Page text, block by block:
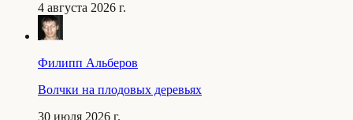
4 августа 2026 г.
Филипп Альберов
Волчки на плодовых деревьях
30 июля 2026 г.